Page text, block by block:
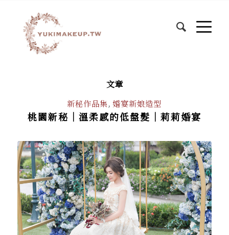
文章
新秘作品集,婚宴新娘造型
桃園新秘｜溫柔感的低盤髮｜莉莉婚宴